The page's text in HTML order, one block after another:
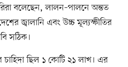
বলেছেন, লালন–পালনে অন্তত
জ্বালানি এবং উচ্চ মূল্যস্ফীতির
সঠিক।
ছিল ১ কোটি ২১ লাখ। এর